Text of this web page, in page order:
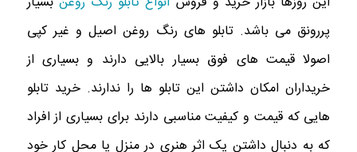
پررونق می باشد. تابلو های رنگ روغن اصیل و غیر کپی
اصولا قیمت های فوق بسيار بالایی دارند و بسیاری از
خریداران امکان داشتن این تابلو ها را ندارند. خرید تابلو
هايى كه قیمت و كيفيت مناسبى دارند برای بسیاری از افراد
که به دنبال داشتن یک اثر هنری در منزل یا محل کار خود